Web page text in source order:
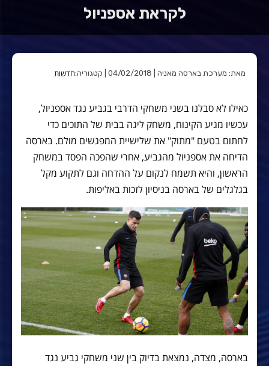
לקראת אספניול
מאת: מערכת בארסה מאניה | 04/02/2018 | קטגוריה: חדשות
כאילו לא סבלנו בשני משחקי הדרבי בגביע נגד אספניול,
עכשיו מגיע הקינוח, משחק ליגה בבית של התוכים כדי
לחתום בטעם "מתוק" את שלישיית המפגשים מולם. בארסה
הדיחה את אספניול מהגביע, אחרי שהפכה הפסד במשחק
הראשון, והיא תשמח לנקום על ההדחה וגם לתקוע מקל
בגלגלים של בארסה בניסיון לזכות באליפות.
בארסה, מצדה, נמצאת בדיוק בין שני משחקי גביע נגד